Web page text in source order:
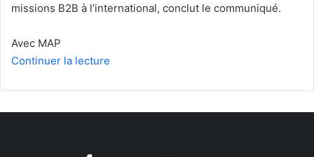
missions B2B à l’international, conclut le communiqué.
Avec MAP
Continuer la lecture